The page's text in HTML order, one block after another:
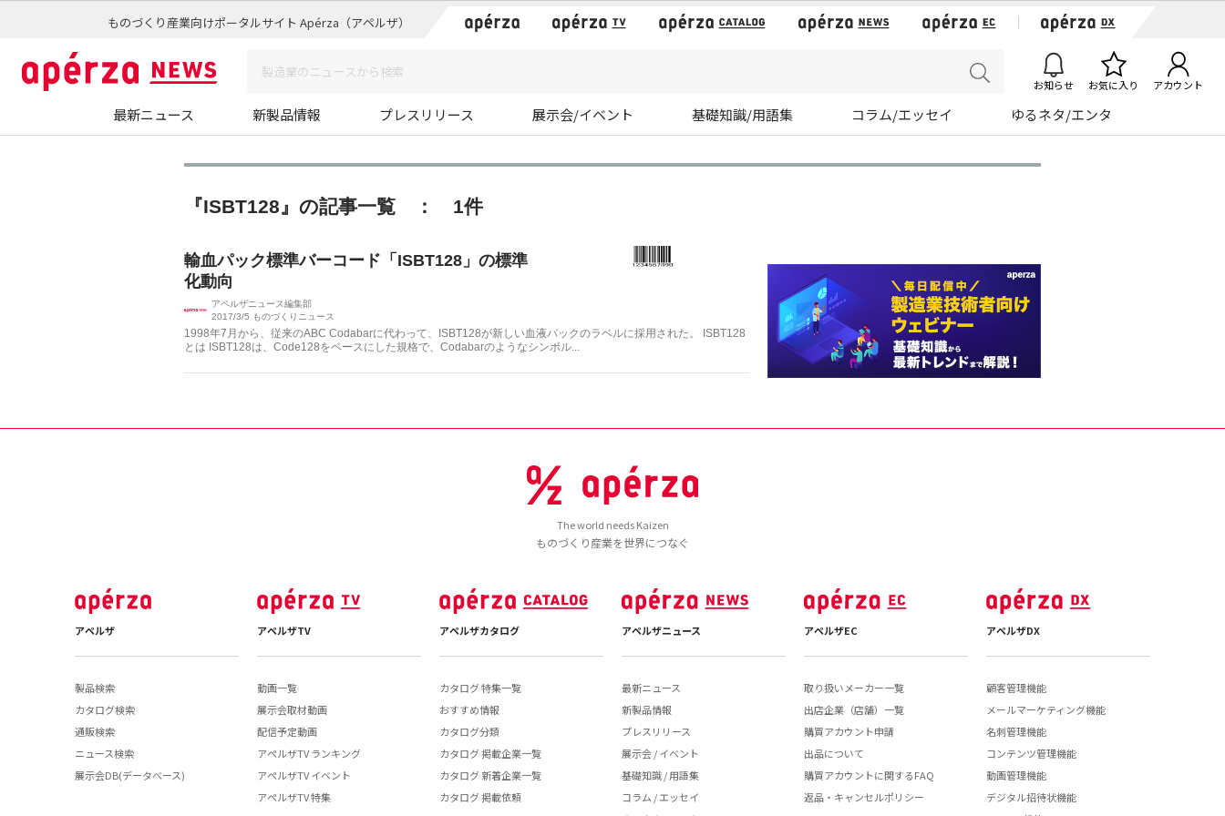
ものづくり産業向けポータルサイト Apérza（アペルザ）
お知らせ お気に入り アカウント
最新ニュース 新製品情報 プレスリリース 展示会/イベント 基礎知識/用語集 コラム/エッセイ ゆるネタ/エンタ
『ISBT128』の記事一覧 ： 1件
輸血パック標準バーコード「ISBT128」の標準
化動向
アペルザニュース編集部
2017/3/5 ものづくりニュース
1998年7月から、従来のABC Codabarに代わって、ISBT128が新しい血液パックのラベルに採用された。 ISBT128
とは ISBT128は、Code128をベースにした規格で、Codabarのようなシンボル...
The world needs Kaizen
ものづくり産業を世界につなぐ
アペルザ
製品検索
カタログ検索
通販検索
ニュース検索
展示会DB(データベース)
アペルザTV
動画一覧
展示会取材動画
配信予定動画
アペルザTV ランキング
アペルザTV イベント
アペルザTV 特集
アペルザカタログ
カタログ 特集一覧
おすすめ情報
カタログ分類
カタログ 掲載企業一覧
カタログ 新着企業一覧
カタログ 掲載依頼
アペルザニュース
最新ニュース
新製品情報
プレスリリース
展示会 / イベント
基礎知識 / 用語集
コラム / エッセイ
アペルザEC
取り扱いメーカー一覧
出店企業（店舗）一覧
購買アカウント申請
出品について
購買アカウントに関するFAQ
返品・キャンセルポリシー
アペルザDX
顧客管理機能
メールマーケティング機能
名刺管理機能
コンテンツ管理機能
動画管理機能
デジタル招待状機能